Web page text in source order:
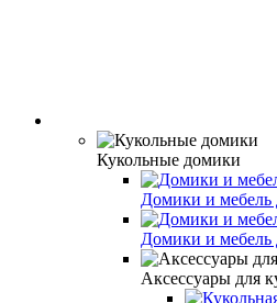
Кукольные домики
Домики и мебель
Домики и мебель
Аксессуары для